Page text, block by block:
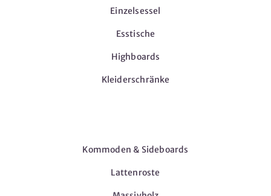
Einzelsessel
Esstische
Highboards
Kleiderschränke
Kommoden & Sideboards
Lattenroste